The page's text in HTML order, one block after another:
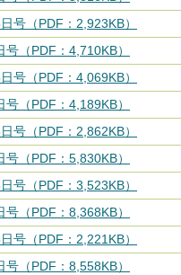
号（PDF：2,923KB）
号（PDF：4,710KB）
号（PDF：4,069KB）
号（PDF：4,189KB）
号（PDF：2,862KB）
号（PDF：5,830KB）
号（PDF：3,523KB）
号（PDF：8,368KB）
号（PDF：2,221KB）
号（PDF：8,558KB）